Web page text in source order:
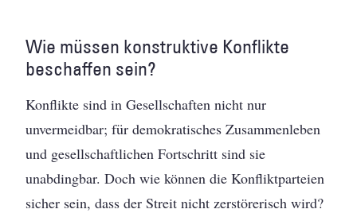
Wie müssen konstruktive Konflikte
beschaffen sein?
Konflikte sind in Gesellschaften nicht nur
unvermeidbar; für demokratisches Zusammenleben
und gesellschaftlichen Fortschritt sind sie
unabdingbar. Doch wie können die Konfliktparteien
sicher sein, dass der Streit nicht zerstörerisch wird?